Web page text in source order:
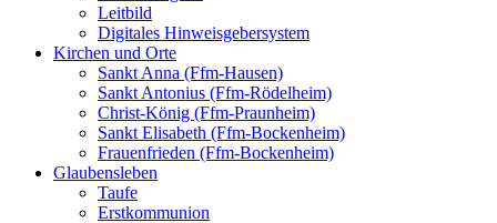
Leitbild
Digitales Hinweisgebersystem
Kirchen und Orte
Sankt Anna (Ffm-Hausen)
Sankt Antonius (Ffm-Rödelheim)
Christ-König (Ffm-Praunheim)
Sankt Elisabeth (Ffm-Bockenheim)
Frauenfrieden (Ffm-Bockenheim)
Glaubensleben
Taufe
Erstkommunion